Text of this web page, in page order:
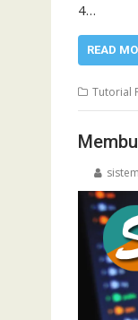
4…
READ
Tutorial